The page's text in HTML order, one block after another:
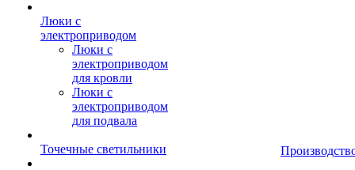
Люки с
электроприводом
Люки с
электроприводом
для кровли
Люки с
электроприводом
для подвала
Точечные светильники